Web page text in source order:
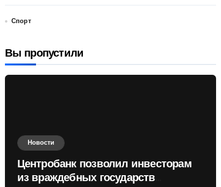
Спорт
Вы пропустили
Новости
Центробанк позволил инвесторам
из враждебных государств